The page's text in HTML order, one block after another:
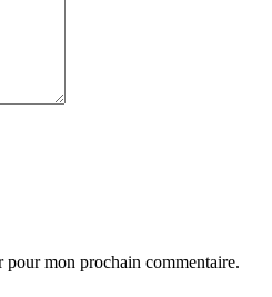
mon prochain commentaire.